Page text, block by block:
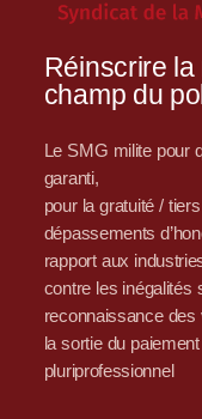
Réinscrire
champ du
Le SMG milite pour
garanti,
pour la gratuité /
dépassements
rapport aux
contre les inégalités
reconnaissance
la sortie du
pluriprofessionnel